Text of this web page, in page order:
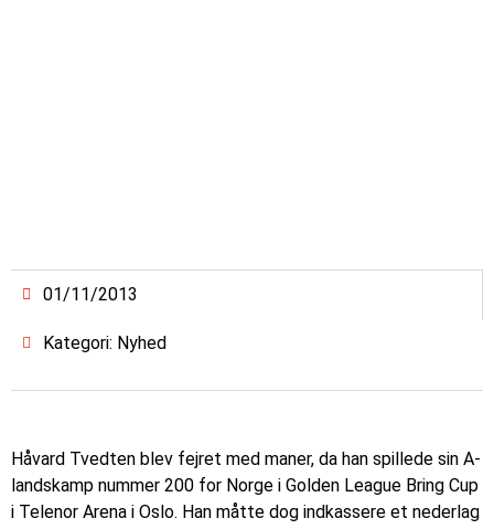
01/11/2013
Kategori: Nyhed
Håvard Tvedten blev fejret med maner, da han spillede sin A-
landskamp nummer 200 for Norge i Golden League Bring Cup
i Telenor Arena i Oslo. Han måtte dog indkassere et nederlag